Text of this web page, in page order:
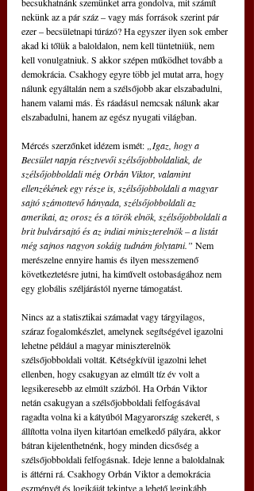
nekünk az a pár száz – vagy más források szerint pár
ezer – becsületnapi túrázó? Ha egyszer ilyen sok ember
akad ki tőlük a baloldalon, nem kell tüntetniük, nem
kell vonulgatniuk. S akkor szépen működhet tovább a
demokrácia. Csakhogy egyre több jel mutat arra, hogy
nálunk egyáltalán nem a szélsőjobb akar elszabadulni,
hanem valami más. És ráadásul nemcsak nálunk akar
elszabadulni, hanem az egész nyugati világban.
Mércés szerzőnket idézem ismét:
„Igaz, hogy a
Becsület napja résztvevői szélsőjobboldaliak, de
szélsőjobboldali még Orbán Viktor, valamint
ellenzékének egy része is, szélsőjobboldali a magyar
sajtó számottevő hányada, szélsőjobboldali az
amerikai, az orosz és a török elnök, szélsőjobboldali a
brit bulvársajtó és az indiai miniszterelnök – a listát
még sajnos nagyon sokáig tudnám folytatni.” Nem
merészelne ennyire hamis és ilyen messzemenő
következtetésre jutni, ha kiművelt ostobaságához nem
egy globális széljárástól nyerne támogatást.
Nincs az a statisztikai számadat vagy tárgyilagos,
száraz fogalomkészlet, amelynek segítségével igazolni
lehetne például a magyar miniszterelnök
szélsőjobboldali voltát. Kétségkívül igazolni lehet
ellenben, hogy csakugyan az elmúlt tíz év volt a
legsikeresebb az elmúlt százból. Ha Orbán Viktor
netán csakugyan a szélsőjobboldali felfogásával
ragadta volna ki a kátyúból Magyarország szekerét, s
állította volna ilyen kitartóan emelkedő pályára, akkor
bátran kijelenthetnénk, hogy minden dicsőség a
szélsőjobboldali felfogásnak. Ideje lenne a baloldalnak
is áttérni rá. Csakhogy Orbán Viktor a demokrácia
eszményét és logikáját tekintve a lehető leginkább